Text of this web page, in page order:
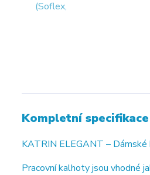
Kompletní specifikace
KATRIN ELEGANT –
Pracovní kalhoty jsou vhodné